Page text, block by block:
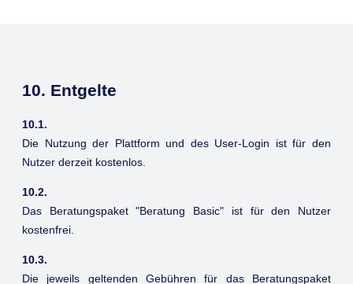
10. Entgelte
10.1.
Die Nutzung der Plattform und des User-Login ist für den
Nutzer derzeit kostenlos.
10.2.
Das Beratungspaket "Beratung Basic" ist für den Nutzer
kostenfrei.
10.3.
Die jeweils geltenden Gebühren für das Beratungspaket